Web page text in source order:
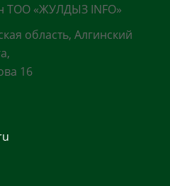
ТОО «ЖУЛДЫЗ INFO»
область, Алгинский
16